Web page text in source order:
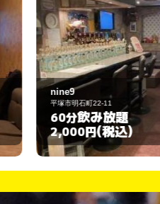
ラウンジ水樹
平塚市紅谷町17-22
60分飲み放題
2,200円(税込)